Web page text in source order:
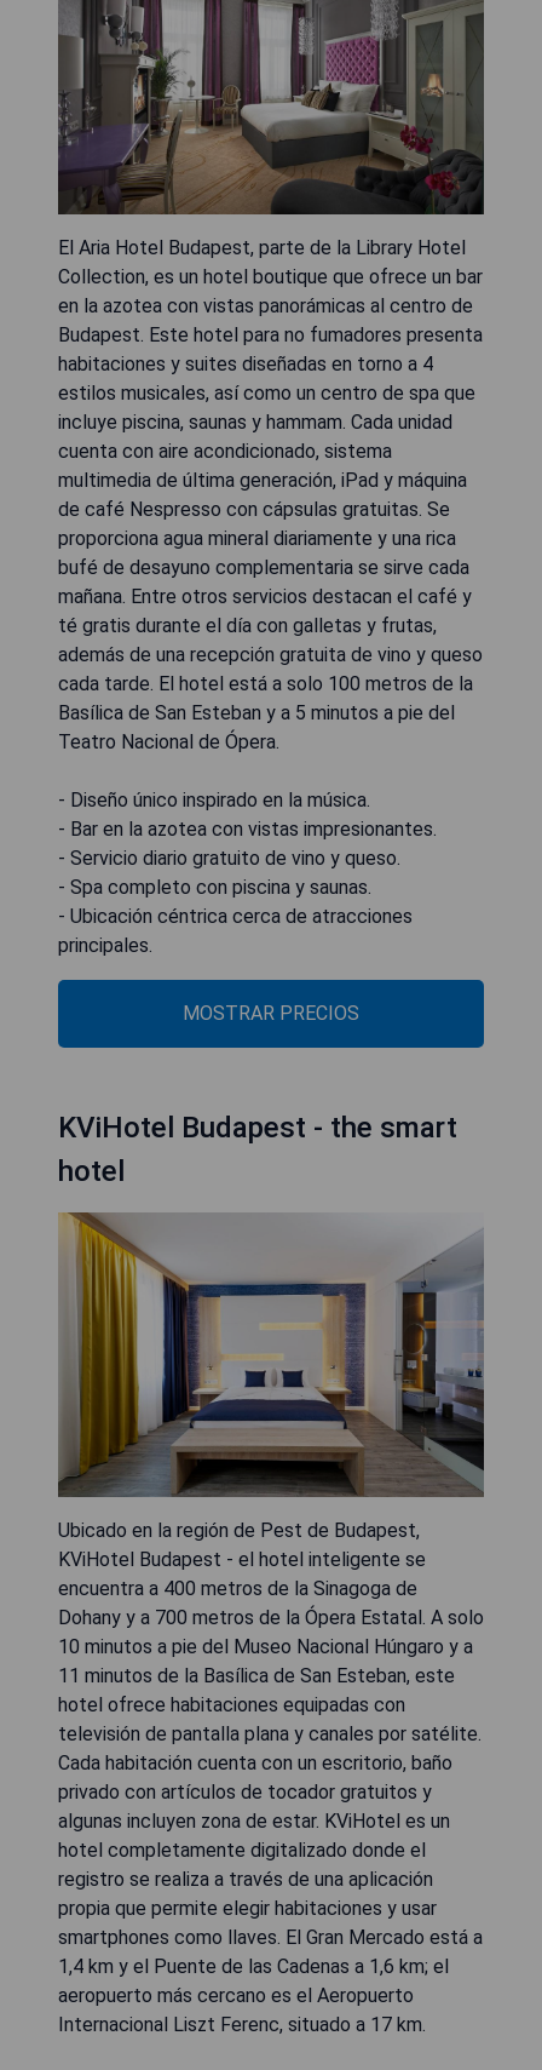
El Aria Hotel Budapest, parte de la Library Hotel
Collection, es un hotel boutique que ofrece un bar
en la azotea con vistas panorámicas al centro de
Budapest. Este hotel para no fumadores presenta
habitaciones y suites diseñadas en torno a 4
estilos musicales, así como un centro de spa que
incluye piscina, saunas y hammam. Cada unidad
cuenta con aire acondicionado, sistema
multimedia de última generación, iPad y máquina
de café Nespresso con cápsulas gratuitas. Se
proporciona agua mineral diariamente y una rica
bufé de desayuno complementaria se sirve cada
mañana. Entre otros servicios destacan el café y
té gratis durante el día con galletas y frutas,
además de una recepción gratuita de vino y queso
cada tarde. El hotel está a solo 100 metros de la
Basílica de San Esteban y a 5 minutos a pie del
Teatro Nacional de Ópera.
- Diseño único inspirado en la música.
- Bar en la azotea con vistas impresionantes.
- Servicio diario gratuito de vino y queso.
- Spa completo con piscina y saunas.
- Ubicación céntrica cerca de atracciones
principales.
MOSTRAR PRECIOS
KViHotel Budapest - the smart
hotel
Ubicado en la región de Pest de Budapest,
KViHotel Budapest - el hotel inteligente se
encuentra a 400 metros de la Sinagoga de
Dohany y a 700 metros de la Ópera Estatal. A solo
10 minutos a pie del Museo Nacional Húngaro y a
11 minutos de la Basílica de San Esteban, este
hotel ofrece habitaciones equipadas con
televisión de pantalla plana y canales por satélite.
Cada habitación cuenta con un escritorio, baño
privado con artículos de tocador gratuitos y
algunas incluyen zona de estar. KViHotel es un
hotel completamente digitalizado donde el
registro se realiza a través de una aplicación
propia que permite elegir habitaciones y usar
smartphones como llaves. El Gran Mercado está a
1,4 km y el Puente de las Cadenas a 1,6 km; el
aeropuerto más cercano es el Aeropuerto
Internacional Liszt Ferenc, situado a 17 km.